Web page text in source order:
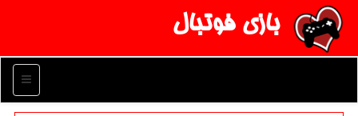
بازی فوتبال
منو